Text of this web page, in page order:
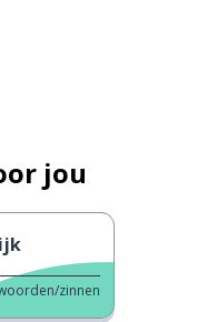
jou
zinnen